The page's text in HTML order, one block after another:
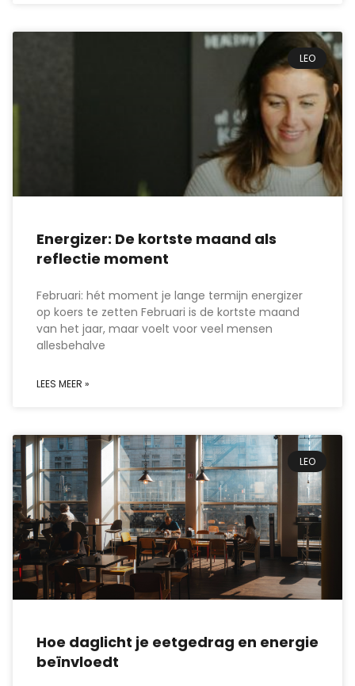
LEO
Energizer: De kortste maand als
reflectie moment
Februari: hét moment je lange termijn energizer
op koers te zetten Februari is de kortste maand
van het jaar, maar voelt voor veel mensen
allesbehalve
LEES MEER »
LEO
Hoe daglicht je eetgedrag en energie
beïnvloedt